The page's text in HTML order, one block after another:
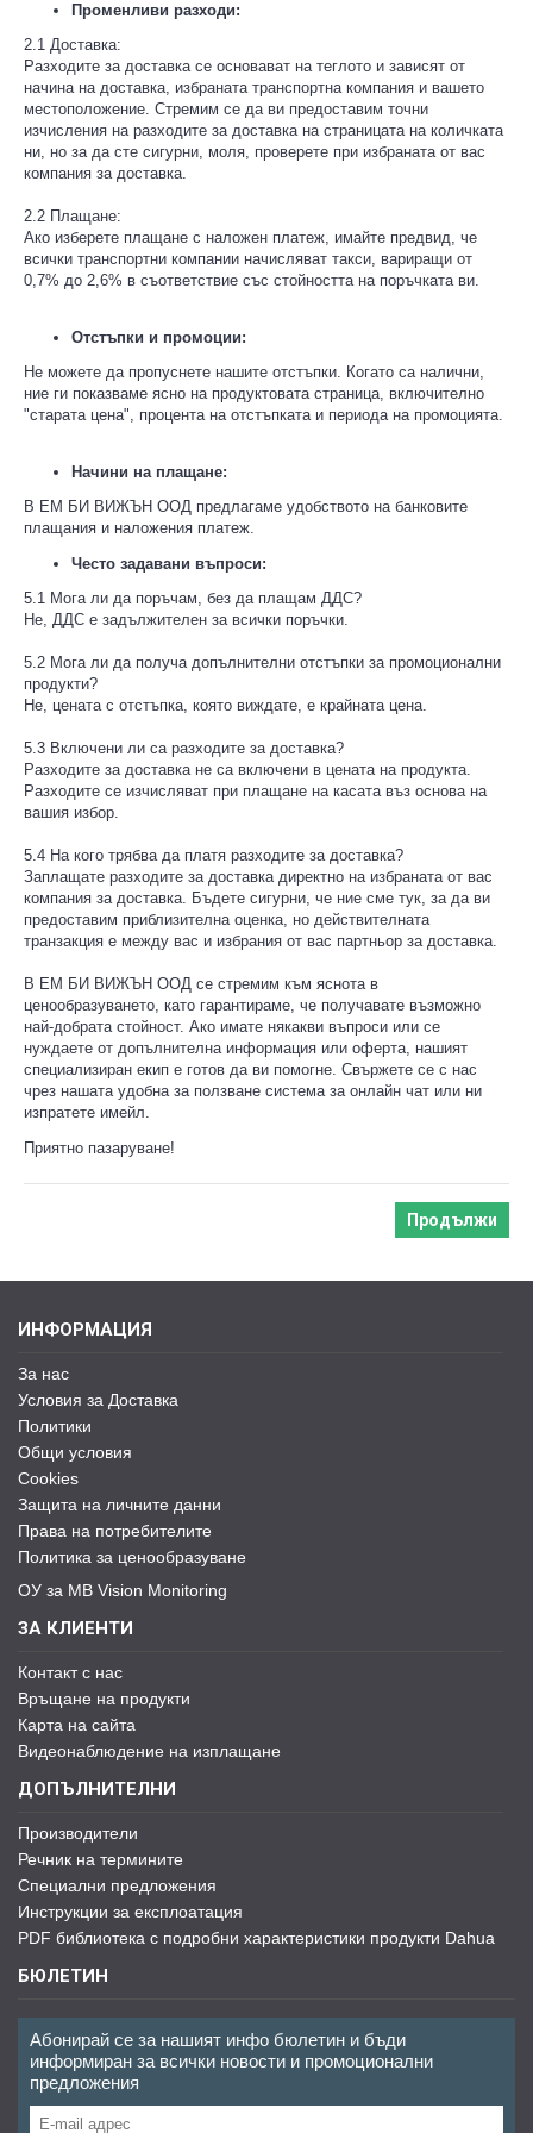
Променливи разходи:
2.1 Доставка:
Разходите за доставка се основават на теглото и зависят от
начина на доставка, избраната транспортна компания и вашето
местоположение. Стремим се да ви предоставим точни
изчисления на разходите за доставка на страницата на количката
ни, но за да сте сигурни, моля, проверете при избраната от вас
компания за доставка.
2.2 Плащане:
Ако изберете плащане с наложен платеж, имайте предвид, че
всички транспортни компании начисляват такси, вариращи от
0,7% до 2,6% в съответствие със стойността на поръчката ви.
Отстъпки и промоции:
Не можете да пропуснете нашите отстъпки. Когато са налични,
ние ги показваме ясно на продуктовата страница, включително
"старата цена", процента на отстъпката и периода на промоцията.
Начини на плащане:
В ЕМ БИ ВИЖЪН ООД предлагаме удобството на банковите
плащания и наложения платеж.
Често задавани въпроси:
5.1 Мога ли да поръчам, без да плащам ДДС?
Не, ДДС е задължителен за всички поръчки.
5.2 Мога ли да получа допълнителни отстъпки за промоционални
продукти?
Не, цената с отстъпка, която виждате, е крайната цена.
5.3 Включени ли са разходите за доставка?
Разходите за доставка не са включени в цената на продукта.
Разходите се изчисляват при плащане на касата въз основа на
вашия избор.
5.4 На кого трябва да платя разходите за доставка?
Заплащате разходите за доставка директно на избраната от вас
компания за доставка. Бъдете сигурни, че ние сме тук, за да ви
предоставим приблизителна оценка, но действителната
транзакция е между вас и избрания от вас партньор за доставка.
В ЕМ БИ ВИЖЪН ООД се стремим към яснота в
ценообразуването, като гарантираме, че получавате възможно
най-добрата стойност. Ако имате някакви въпроси или се
нуждаете от допълнителна информация или оферта, нашият
специализиран екип е готов да ви помогне. Свържете се с нас
чрез нашата удобна за ползване система за онлайн чат или ни
изпратете имейл.
Приятно пазаруване!
Продължи
ИНФОРМАЦИЯ
За нас
Условия за Доставка
Политики
Общи условия
Cookies
Защита на личните данни
Права на потребителите
Политика за ценообразуване
ОУ за MB Vision Monitoring
ЗА КЛИЕНТИ
Контакт с нас
Връщане на продукти
Карта на сайта
Видеонаблюдение на изплащане
ДОПЪЛНИТЕЛНИ
Производители
Речник на термините
Специални предложения
Инструкции за експлоатация
PDF библиотека с подробни характеристики продукти Dahua
БЮЛЕТИН
Абонирай се за нашият инфо бюлетин и бъди
информиран за всички новости и промоционални
предложения